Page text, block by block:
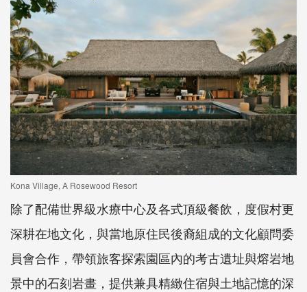
Kona Village, A Rosewood Resort
除了配備世界級水療中心及各式頂級餐飲，度假村更
深耕在地文化，與當地原住民後裔組成的文化顧問委
員會合作，帶領旅客探索園區內的考古遺址與熔岩地
景中的石刻岩畫，提供兼具精緻住宿與土地記憶的深